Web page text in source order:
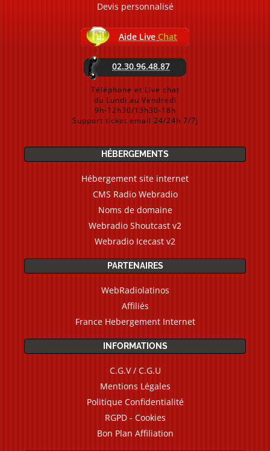
Devis personnalisé
Aide Live Chat
02.30.96.48.87
Téléphone et Live chat
du Lundi au Vendredi
9h-12h30/13h30-18h
Support ticket email 24/24h 7/7j
HÉBERGEMENTS
Hébergement site internet
CMS Radio Webradio
Noms de domaine
Webradio Shoutcast v2
Webradio Icecast v2
PARTENAIRES
WebRadiolatinos
Affiliés
France Hebergement Internet
INFORMATIONS
C.G.V / C.G.U
Mentions Légales
Politique Confidentialité
RGPD - Cookies
Bon Plan Affiliation